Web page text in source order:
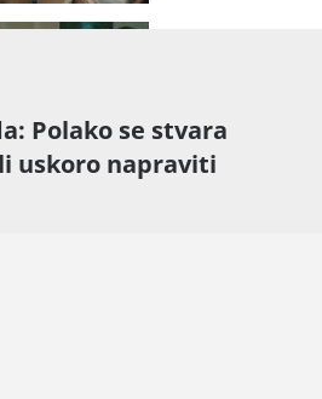
Polako se stvara
uskoro napraviti